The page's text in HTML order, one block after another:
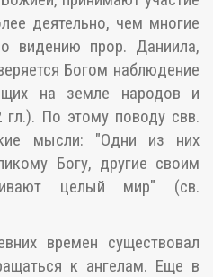
деятельно, чем многие
видению прор. Даниила,
Богом наблюдение
на земле народов и
По этому поводу свв.
мысли: "Одни из них
Богу, другие своим
целый мир" (св.
времен существовал
к ангелам. Еще в